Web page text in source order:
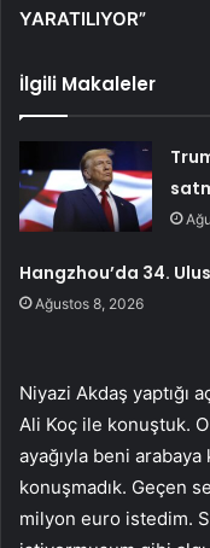
YARATILIYOR”
İlgili Makaleler
Hangzhou’da 34.
Ağustos 8, 2026
Niyazi Akdaş yaptığı
Ali Koç ile konuştuk.
ayağıyla beni
konuşmadık. Geçen
milyon euro istedim.